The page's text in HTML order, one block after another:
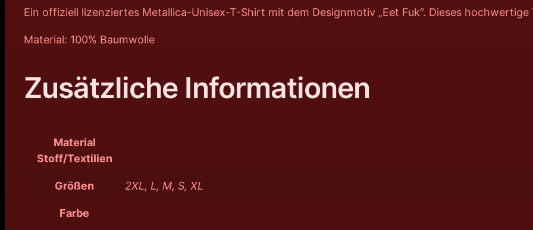
Ein offiziell lizenziertes Metallica-Unisex-T-Shirt mit dem Designmotiv „Eet Fuk“. Dieses
Material: 100% Baumwolle
Zusätzliche Informationen
Material
Stoff/Textilien
Größen 2XL, L, M, S, XL
Farbe